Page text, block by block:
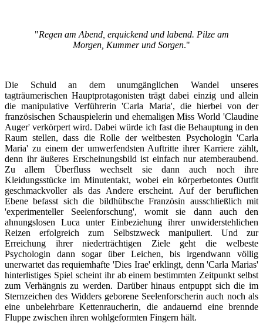
"Regen am Abend, erquickend und labend. Pilze am
Morgen, Kummer und Sorgen."
Die Schuld an dem unumgänglichen Wandel unseres
tagträumerischen Hauptprotagonisten trägt dabei einzig und allein
die manipulative Verführerin 'Carla Maria', die hierbei von der
französischen Schauspielerin und ehemaligen Miss World 'Claudine
Auger' verkörpert wird. Dabei würde ich fast die Behauptung in den
Raum stellen, dass die Rolle der weltbesten Psychologin 'Carla
Maria' zu einem der umwerfendsten Auftritte ihrer Karriere zählt,
denn ihr äußeres Erscheinungsbild ist einfach nur atemberaubend.
Zu allem Überfluss wechselt sie dann auch noch ihre
Kleidungsstücke im Minutentakt, wobei ein körperbetontes Outfit
geschmackvoller als das Andere erscheint. Auf der beruflichen
Ebene befasst sich die bildhübsche Französin ausschließlich mit
'experimenteller Seelenforschung', womit sie dann auch den
ahnungslosen Luca unter Einbeziehung ihrer unwiderstehlichen
Reizen erfolgreich zum Selbstzweck manipuliert. Und zur
Erreichung ihrer niederträchtigen Ziele geht die welbeste
Psychologin dann sogar über Leichen, bis irgendwann völlig
unerwartet das requiemhafte 'Dies Irae' erklingt, denn 'Carla Marias'
hinterlistiges Spiel scheint ihr ab einem bestimmten Zeitpunkt selbst
zum Verhängnis zu werden. Darüber hinaus entpuppt sich die im
Sternzeichen des Widders geborene Seelenforscherin auch noch als
eine unbelehrbare Kettenraucherin, die andauernd eine brennde
Fluppe zwischen ihren wohlgeformten Fingern hält.